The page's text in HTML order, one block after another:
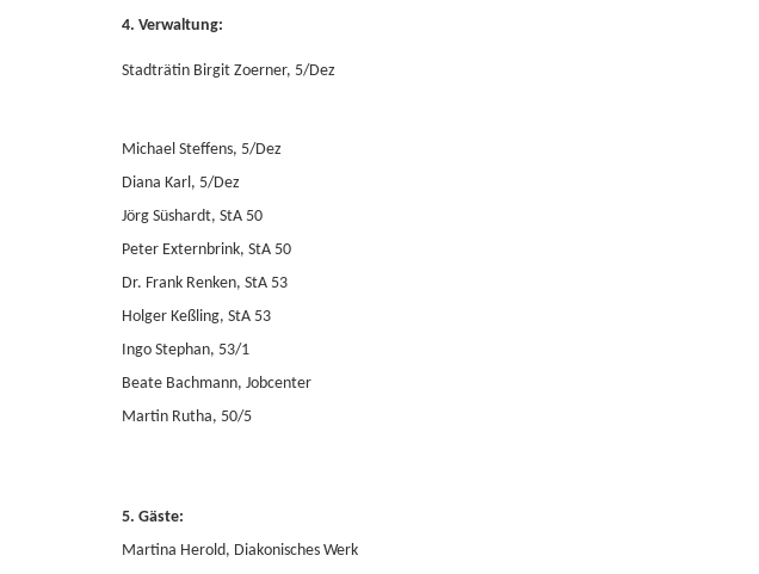
4. Verwaltung:
Stadträtin Birgit Zoerner, 5/Dez
Michael Steffens, 5/Dez
Diana Karl, 5/Dez
Jörg Süshardt, StA 50
Peter Externbrink, StA 50
Dr. Frank Renken, StA 53
Holger Keßling, StA 53
Ingo Stephan, 53/1
Beate Bachmann, Jobcenter
Martin Rutha, 50/5
5. Gäste:
Martina Herold, Diakonisches Werk